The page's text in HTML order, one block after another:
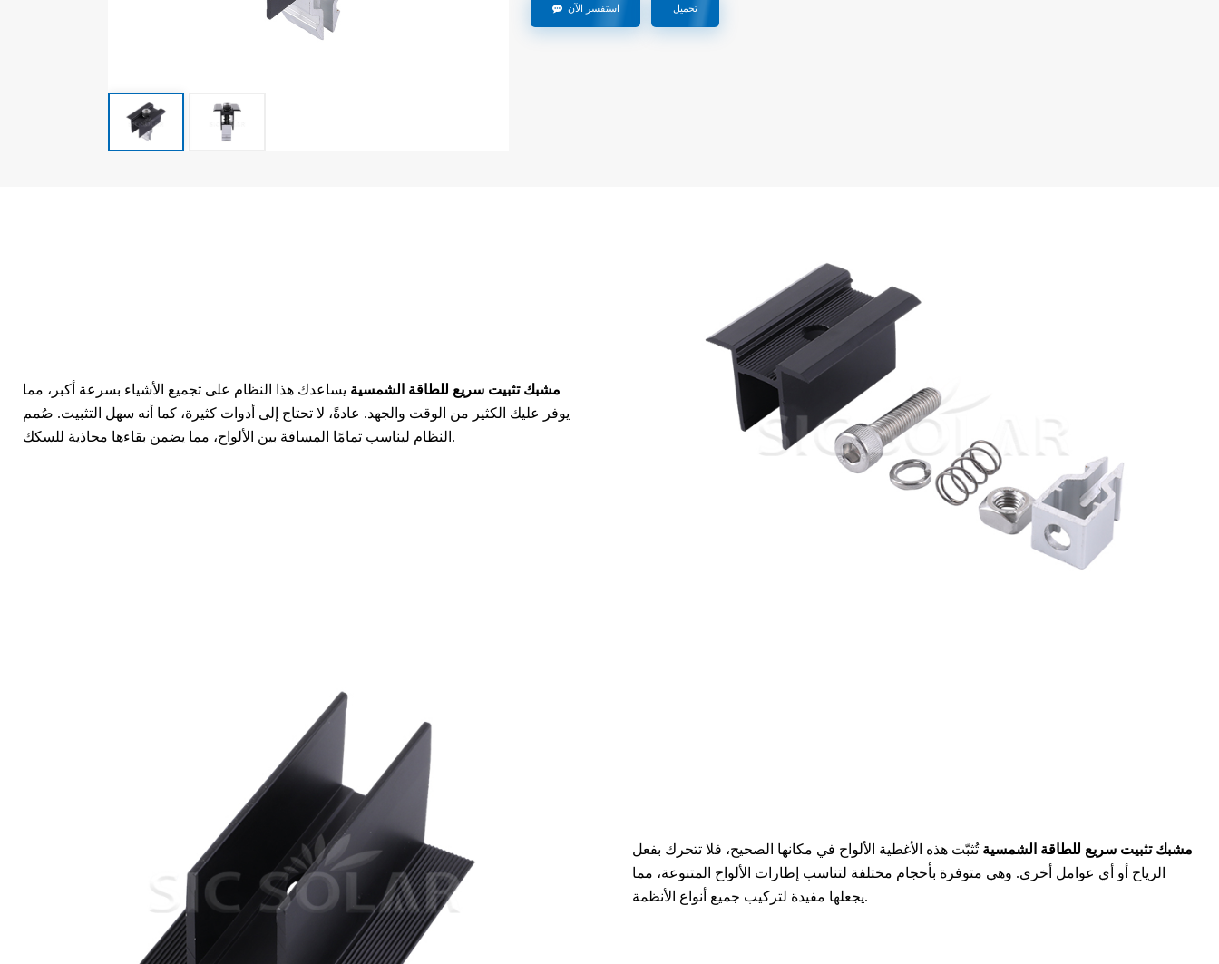
استفسر الآن تحميل
مشبك تثبيت سريع للطاقة الشمسية يساعدك هذا النظام على تجميع الأشياء بسرعة أكبر، مما
يوفر عليك الكثير من الوقت والجهد. عادةً، لا تحتاج إلى أدوات كثيرة، كما أنه سهل التثبيت. صُمم
النظام ليناسب تمامًا المسافة بين الألواح، مما يضمن بقاءها محاذية للسكك.
مشبك تثبيت سريع للطاقة الشمسيةتُثبّت هذه الأغطية الألواح في مكانها الصحيح، فلا تتحرك بفعل
الرياح أو أي عوامل أخرى. وهي متوفرة بأحجام مختلفة لتناسب إطارات الألواح المتنوعة، مما
يجعلها مفيدة لتركيب جميع أنواع الأنظمة.